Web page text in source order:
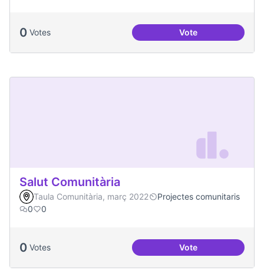
0 Votes VoteCasal de Barri
Salut Comunitària
Taula Comunitària, març 2022
Projectes comunitaris
0
0
0 Votes VoteSalut Comunitària